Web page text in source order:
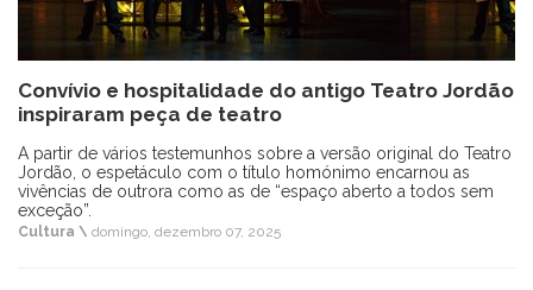
Convívio e hospitalidade do antigo Teatro Jordão
inspiraram peça de teatro
A partir de vários testemunhos sobre a versão original do Teatro
Jordão, o espetáculo com o título homónimo encarnou as
vivências de outrora como as de “espaço aberto a todos sem
exceção”.
Cultura \ domingo, dezembro 07, 2025